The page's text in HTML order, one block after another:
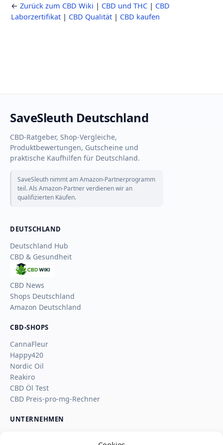
← Zurück zum CBD Wiki | CBD und THC| CBD
Laborzertifikat| CBD Qualität| CBD kaufen
SaveSleuth Deutschland
CBD-Ratgeber, Shop-Vergleiche,
Produktbewertungen, Gutscheine und
praktische Kaufhilfen für Deutschland.
SaveSleuth nimmt am Amazon-Partnerprogramm
teil. Als Amazon-Partner verdienen wir an
qualifizierten Käufen.
DEUTSCHLAND
Deutschland Hub
CBD & Gesundheit
CBD
Wiki
CBD News
Shops Deutschland
Amazon Deutschland
CBD-SHOPS
CannaFleur
Happy420
Nordic Oil
Reakiro
CBD Öl Test
CBD Preis-pro-mg-Rechner
UNTERNEHMEN